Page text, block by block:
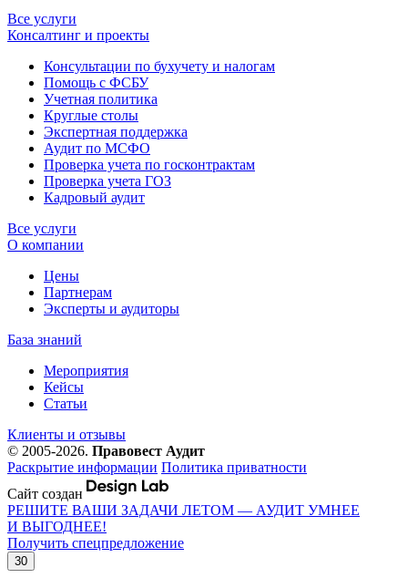
Все услуги
Консалтинг и проекты
Консультации по бухучету и налогам
Помощь с ФСБУ
Учетная политика
Круглые столы
Экспертная поддержка
Аудит по МСФО
Проверка учета по госконтрактам
Проверка учета ГОЗ
Кадровый аудит
Все услуги
О компании
Цены
Партнерам
Эксперты и аудиторы
База знаний
Мероприятия
Кейсы
Статьи
Клиенты и отзывы
© 2005-2026. Правовест Аудит
Раскрытие информации Политика приватности
Сайт создан
РЕШИТЕ ВАШИ ЗАДАЧИ ЛЕТОМ — АУДИТ УМНЕЕ
И ВЫГОДНЕЕ!
Получить спецпредложение
30